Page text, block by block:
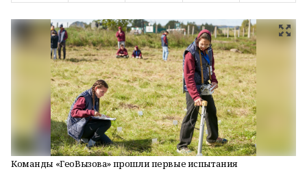
Команды «ГеоВызова» прошли первые испытания